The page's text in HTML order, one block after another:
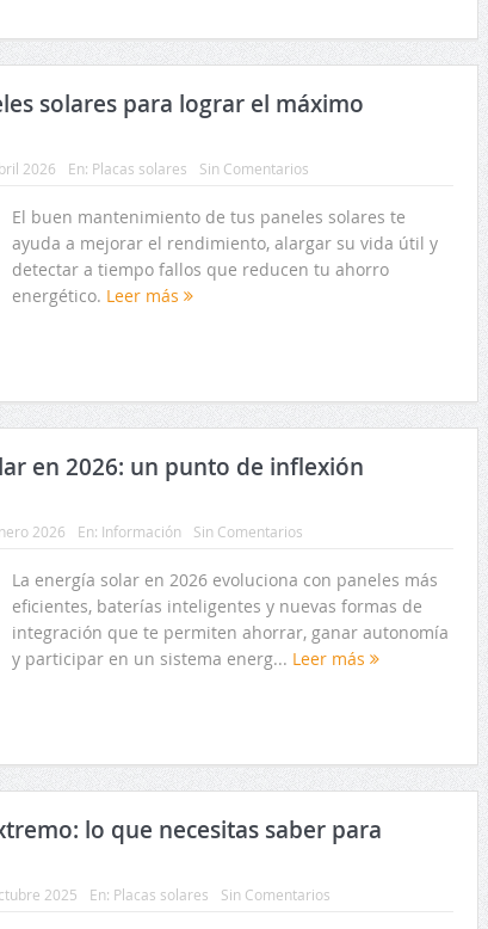
solares para lograr el máximo
2026 En: Placas solares Sin Comentarios
El buen mantenimiento de tus paneles solares te
ayuda a mejorar el rendimiento, alargar su vida útil y
detectar a tiempo fallos que reducen tu ahorro
energético. Leer más
en 2026: un punto de inflexión
2026 En: Información Sin Comentarios
La energía solar en 2026 evoluciona con paneles más
eficientes, baterías inteligentes y nuevas formas de
integración que te permiten ahorrar, ganar autonomía
y participar en un sistema energ... Leer más
lo que necesitas saber para
2025 En: Placas solares Sin Comentarios